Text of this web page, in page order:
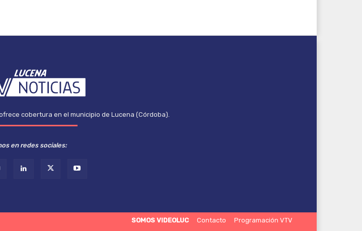
cobertura en el municipio de Lucena (Córdoba).
en redes sociales:
SOMOS VIDEOLUC Contacto Programación VTV